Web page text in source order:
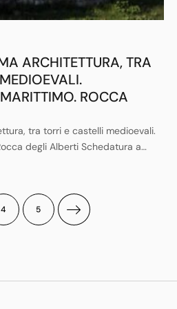
ARCHITETTURA, TRA
ROCCA
tra torri e castelli medioevali.
degli Alberti Schedatura a
che saranno illustrati
di Monterotondo Marittimo1-
dei Pannocchieschi3-Castello
4 5